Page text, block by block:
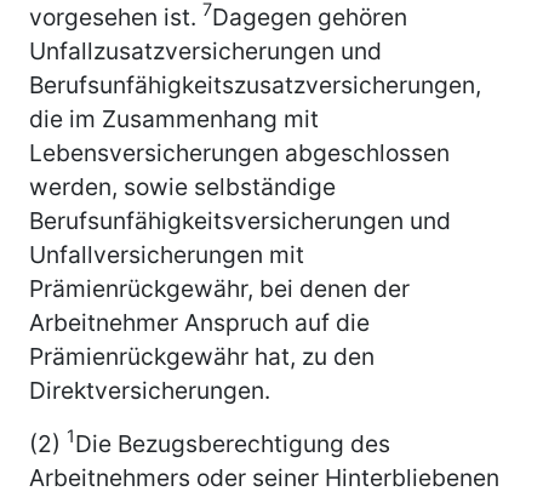
vorgesehen ist. 7Dagegen gehören
Unfallzusatzversicherungen und
Berufsunfähigkeitszusatzversicherungen,
die im Zusammenhang mit
Lebensversicherungen abgeschlossen
werden, sowie selbständige
Berufsunfähigkeitsversicherungen und
Unfallversicherungen mit
Prämienrückgewähr, bei denen der
Arbeitnehmer Anspruch auf die
Prämienrückgewähr hat, zu den
Direktversicherungen.
(2) 1Die Bezugsberechtigung des
Arbeitnehmers oder seiner Hinterbliebenen